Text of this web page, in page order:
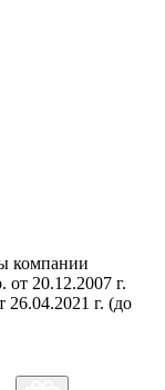
компании
20.12.2007 г.
г. (до